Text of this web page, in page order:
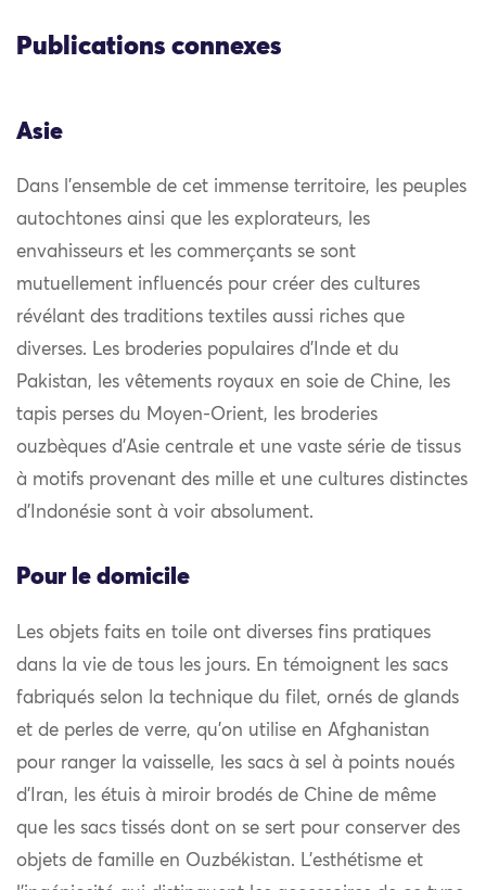
Publications connexes
Asie
Dans l’ensemble de cet immense territoire, les peuples
autochtones ainsi que les explorateurs, les
envahisseurs et les commerçants se sont
mutuellement influencés pour créer des cultures
révélant des traditions textiles aussi riches que
diverses. Les broderies populaires d’Inde et du
Pakistan, les vêtements royaux en soie de Chine, les
tapis perses du Moyen-Orient, les broderies
ouzbèques d’Asie centrale et une vaste série de tissus
à motifs provenant des mille et une cultures distinctes
d’Indonésie sont à voir absolument.
Pour le domicile
Les objets faits en toile ont diverses fins pratiques
dans la vie de tous les jours. En témoignent les sacs
fabriqués selon la technique du filet, ornés de glands
et de perles de verre, qu’on utilise en Afghanistan
pour ranger la vaisselle, les sacs à sel à points noués
d’Iran, les étuis à miroir brodés de Chine de même
que les sacs tissés dont on se sert pour conserver des
objets de famille en Ouzbékistan. L’esthétisme et